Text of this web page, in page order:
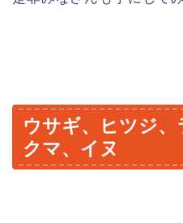
ウサギ、ヒツジ、
クマ、イヌ